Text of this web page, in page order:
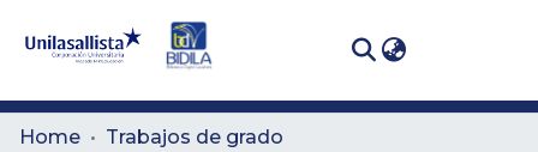
Communities
Home
Trabajos de grado